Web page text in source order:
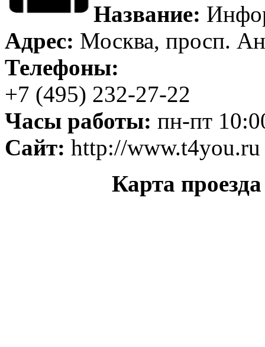
Название:
Адрес: Москва, просп.
Телефоны:
+7 (495) 232-27-22
Часы работы: пн-пт
Сайт: http://www.t4you.ru
Карта